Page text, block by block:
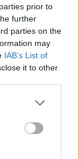
prior to
further
parties on the
may
IAB’s List of
it to other